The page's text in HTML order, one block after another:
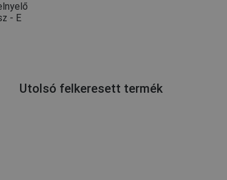
- E
Utolsó felkeresett termék